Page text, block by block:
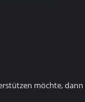
möchte,